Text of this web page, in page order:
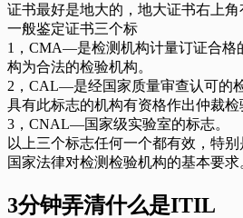
证书最好是地大的，地大证书右上角
一般鉴定证书三个标
1，CMA—是检测机构计量订证合格
构为合法的检验机构。
2，CAL—是经国家质量审查认可的
具有此标志的机构有资格作出仲裁检
3，CNAL—国家级实验室的标志。
以上三个标志任何一个都有效，特
国家法律对检测检验机构的基本要求
3分钟弄清什么是ITIL